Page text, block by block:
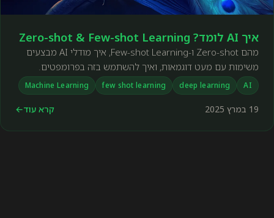
איך AI לומד? Zero-shot & Few-shot Learning
מהם Zero-shot ו-Few-shot Learning, איך מודלי AI מבצעים
משימות עם מעט דוגמאות, ואיך להשתמש בזה בפרומפטים.
AI
deep learning
few shot learning
Machine Learning
19 במרץ 2025 קרא עוד←